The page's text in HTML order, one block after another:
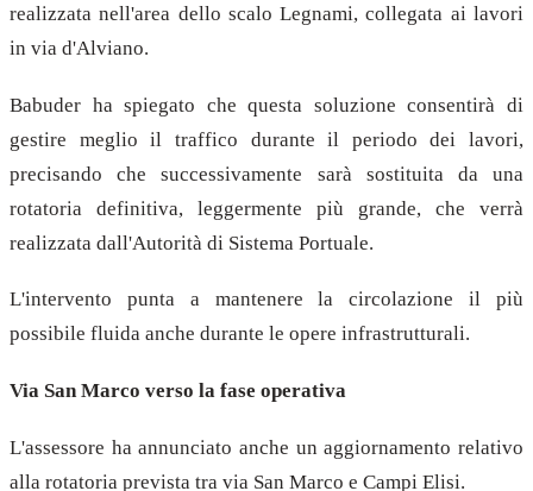
realizzata nell'area dello scalo Legnami, collegata ai lavori
in via d'Alviano.
Babuder ha spiegato che questa soluzione consentirà di
gestire meglio il traffico durante il periodo dei lavori,
precisando che successivamente sarà sostituita da una
rotatoria definitiva, leggermente più grande, che verrà
realizzata dall'Autorità di Sistema Portuale.
L'intervento punta a mantenere la circolazione il più
possibile fluida anche durante le opere infrastrutturali.
Via San Marco verso la fase operativa
L'assessore ha annunciato anche un aggiornamento relativo
alla rotatoria prevista tra via San Marco e Campi Elisi.